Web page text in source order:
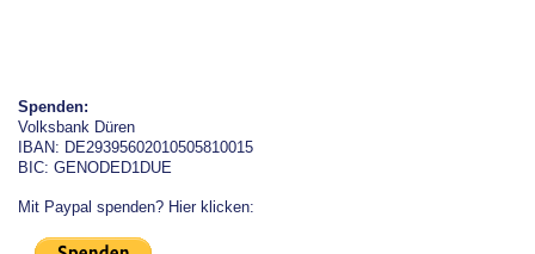
Spenden:
Volksbank Düren
IBAN: DE29395602010505810015
BIC: GENODED1DUE
Mit Paypal spenden? Hier klicken: